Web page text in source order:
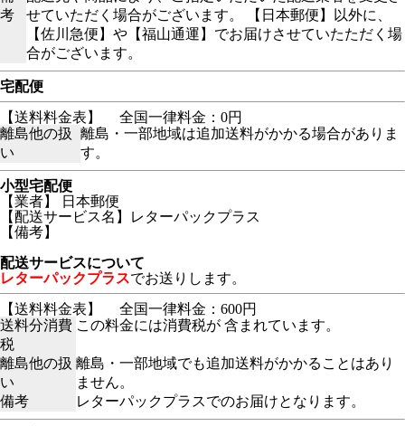
考
せていただく場合がございます。 【日本郵便】以外に、
【佐川急便】や【福山通運】でお届けさせていたただく場
合がございます。
宅配便
【送料料金表】
全国一律料金：0円
離島他の扱
い
離島・一部地域は追加送料がかかる場合がありま
す。
小型宅配便
【業者】 日本郵便
【配送サービス名】レターパックプラス
【備考】
配送サービスについて
レターパックプラスでお送りします。
【送料料金表】
全国一律料金：600円
送料分消費
税
この料金には消費税が 含まれています。
離島他の扱
い
離島・一部地域でも追加送料がかかることはあり
ません。
備考
レターパックプラスでのお届けとなります。